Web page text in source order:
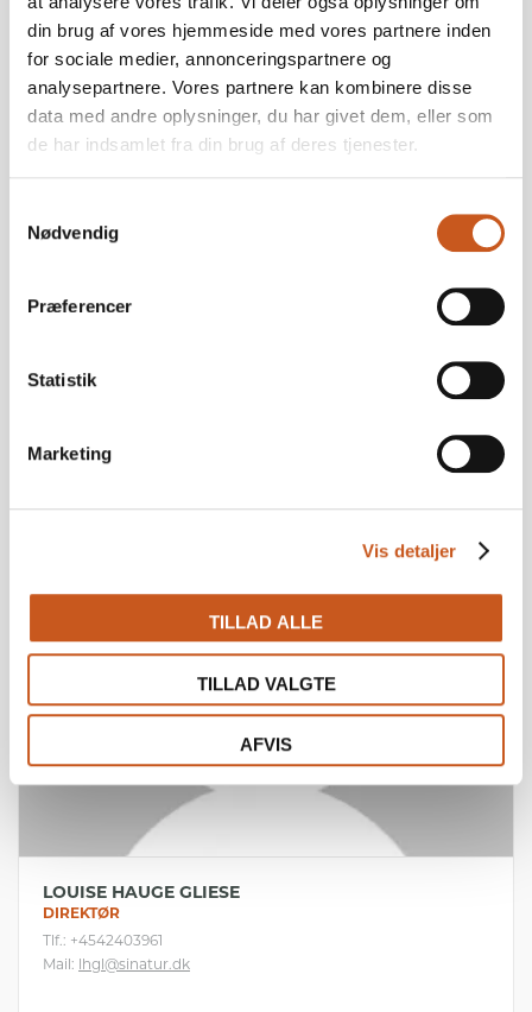
din brug af vores hjemmeside med vores partnere inden
for sociale medier, annonceringspartnere og
analysepartnere. Vores partnere kan kombinere disse
data med andre oplysninger, du har givet dem, eller som
de har indsamlet fra din brug af deres tjenester.
Nødvendig
Præferencer
Statistik
Marketing
Vis detaljer
TILLAD ALLE
TILLAD VALGTE
AFVIS
LOUISE HAUGE GLIESE
DIREKTØR
Tlf.: +4542403961
Mail: lhgl@sinatur.dk